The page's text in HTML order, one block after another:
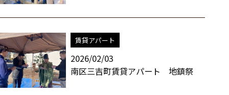
賃貸アパート
2026/02/03
南区三吉町賃貸アパート 地鎮祭